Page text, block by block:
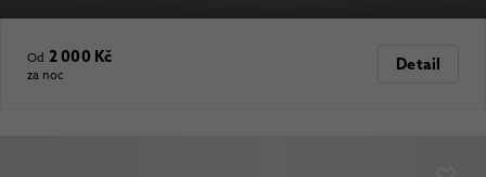
Od 2 000 Kč
za noc
Detail